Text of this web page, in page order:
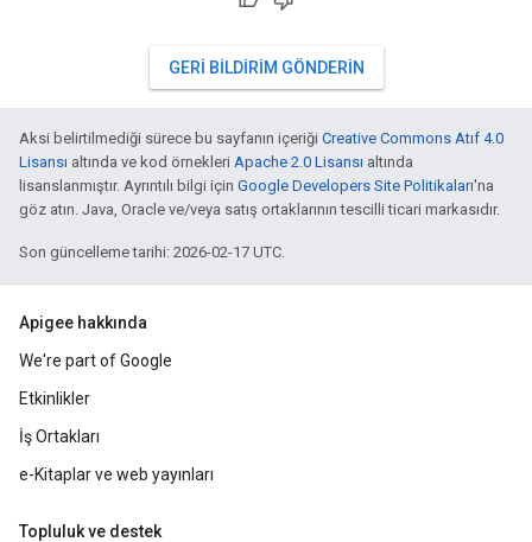
GERI BILDIRIM GÖNDERIN
Aksi belirtilmediği sürece bu sayfanın içeriği Creative Commons Atıf 4.0
Lisansı altında ve kod örnekleri Apache 2.0 Lisansı altında
lisanslanmıştır. Ayrıntılı bilgi için Google Developers Site Politikaları'na
göz atın. Java, Oracle ve/veya satış ortaklarının tescilli ticari markasıdır.
Son güncelleme tarihi: 2026-02-17 UTC.
Apigee hakkında
We're part of Google
Etkinlikler
İş Ortakları
e-Kitaplar ve web yayınları
Topluluk ve destek